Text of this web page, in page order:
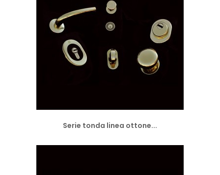
Serie tonda linea ottone...